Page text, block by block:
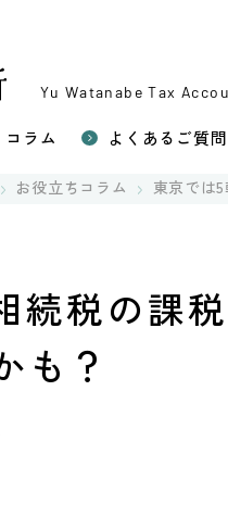
Yu Watanabe Tax
コラム よくあるご質問
お役立ちコラム 東京では
続税の課
も？